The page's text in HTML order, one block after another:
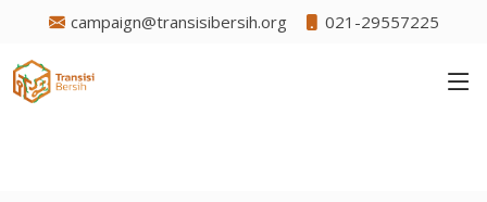
campaign@transisibersih.org 021-29557225